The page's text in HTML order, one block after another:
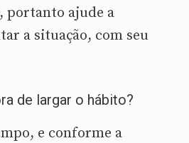
portanto ajude a
a situação, com seu
de largar o hábito?
e conforme a